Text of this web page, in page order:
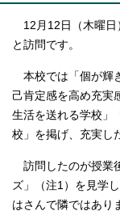
12月12日（木曜日
と訪問です。
本校では「個が輝
己肯定感を高め充実
生活を送れる学校」
校」を掲げ、充実し
訪問したのが授業
ズ」（注1）を見学
はさんで隣ではあり